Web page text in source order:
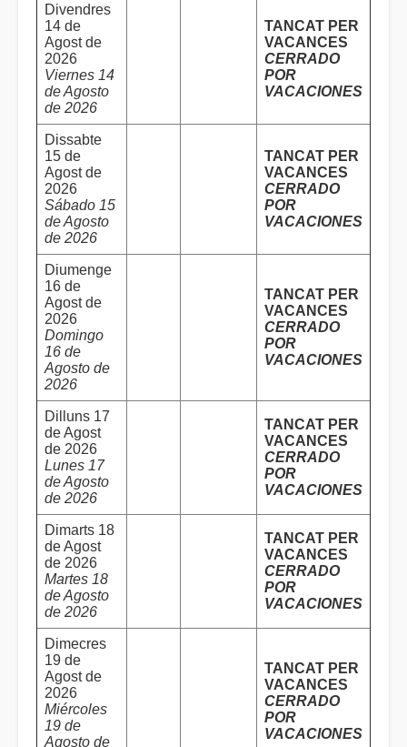
Divendres
14 de
Agost de
2026
Viernes 14
de Agosto
de 2026
TANCAT PER
VACANCES
CERRADO
POR
VACACIONES
Dissabte
15 de
Agost de
2026
Sábado 15
de Agosto
de 2026
TANCAT PER
VACANCES
CERRADO
POR
VACACIONES
Diumenge
16 de
Agost de
2026
Domingo
16 de
Agosto de
2026
TANCAT PER
VACANCES
CERRADO
POR
VACACIONES
Dilluns 17
de Agost
de 2026
Lunes 17
de Agosto
de 2026
TANCAT PER
VACANCES
CERRADO
POR
VACACIONES
Dimarts 18
de Agost
de 2026
Martes 18
de Agosto
de 2026
TANCAT PER
VACANCES
CERRADO
POR
VACACIONES
Dimecres
19 de
Agost de
2026
Miércoles
19 de
Agosto de
TANCAT PER
VACANCES
CERRADO
POR
VACACIONES